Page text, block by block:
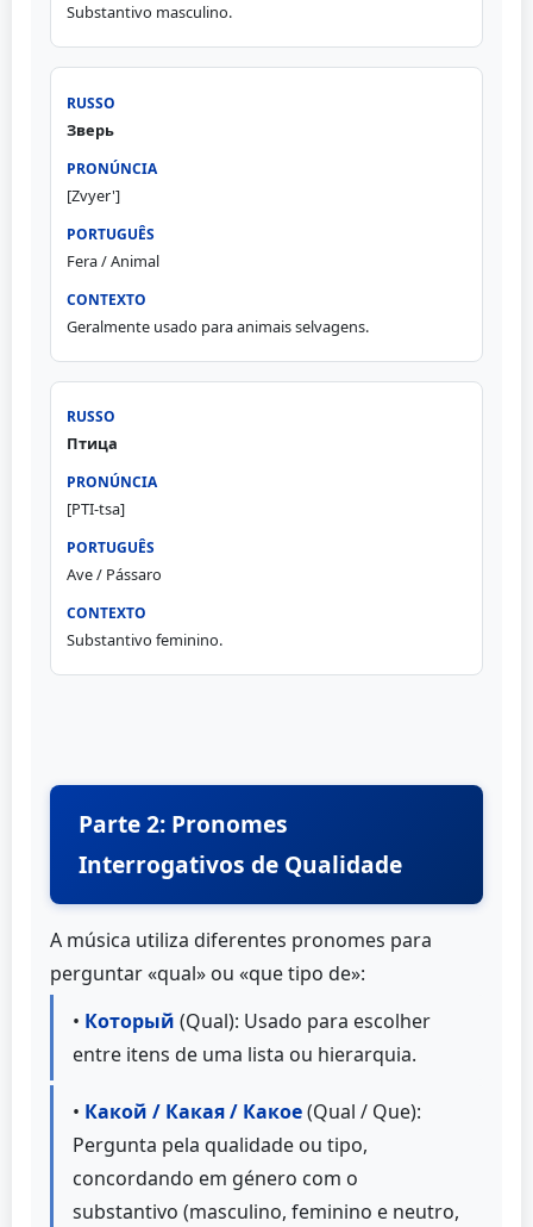
Substantivo masculino.
Зверь
[Zvyer']
Fera / Animal
Geralmente usado para animais selvagens.
Птица
[PTI-tsa]
Ave / Pássaro
Substantivo feminino.
Parte 2: Pronomes
Interrogativos de Qualidade
A música utiliza diferentes pronomes para
perguntar «qual» ou «que tipo de»:
• Который (Qual): Usado para escolher
entre itens de uma lista ou hierarquia.
• Какой / Какая / Какое(Qual / Que):
Pergunta pela qualidade ou tipo,
concordando em género com o
substantivo (masculino, feminino e neutro,